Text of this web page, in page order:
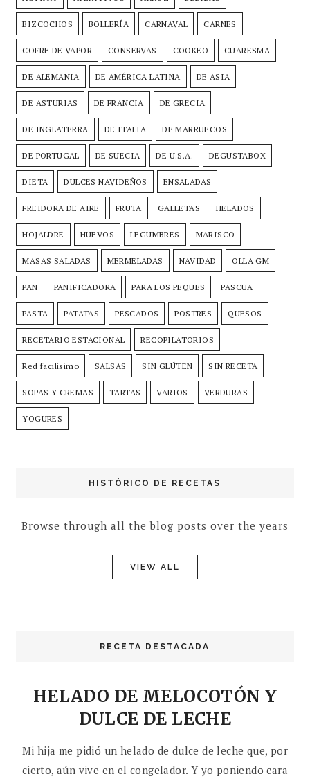
BIZCOCHOS BOLLERÍA CARNAVAL CARNES
COFRE DE VAPOR CONSERVAS COOKEO CUARESMA
DE ALEMANIA DE AMÉRICA LATINA DE ASIA
DE ASTURIAS DE FRANCIA DE GRECIA
DE INGLATERRA DE ITALIA DE MARRUECOS
DE PORTUGAL DE SUECIA DE U.S.A. DEGUSTABOX
DIETA DULCES NAVIDEÑOS ENSALADAS
FREIDORA DE AIRE FRUTA GALLETAS HELADOS
HOJALDRE HUEVOS LEGUMBRES MARISCO
MASAS SALADAS MERMELADAS NAVIDAD OLLA GM
PAN PANIFICADORA PARA LOS PEQUES PASCUA
PASTA PATATAS PESCADOS POSTRES QUESOS
RECETARIO ESTACIONAL RECOPILATORIOS
Red facilísimo SALSAS SIN GLÚTEN SIN RECETA
SOPAS Y CREMAS TARTAS VARIOS VERDURAS
YOGURES
HISTÓRICO DE RECETAS
Browse through all the blog posts over the years
VIEW ALL
RECETA DESTACADA
HELADO DE MELOCOTÓN Y
DULCE DE LECHE
Mi hija me pidió un helado de dulce de leche que, por
cierto, aún vive en el congelador. Y yo poniendo cara